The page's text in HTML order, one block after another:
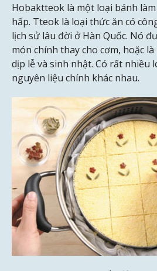
Hobaktteok là một loại bánh
hấp. Tteok là loại thức ăn có
lịch sử lâu đời ở Hàn Quốc. Nó
món chính thay cho cơm, hoặc
dịp lễ và sinh nhật. Có rất nhiều
nguyên liệu chính khác nhau.